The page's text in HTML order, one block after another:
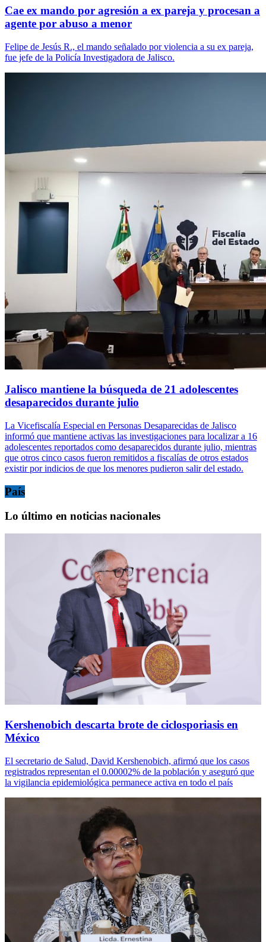
Cae ex mando por agresión a ex pareja y procesan a
agente por abuso a menor
Felipe de Jesús R., el mando señalado por violencia a su ex pareja,
fue jefe de la Policía Investigadora de Jalisco.
Jalisco mantiene la búsqueda de 21 adolescentes
desaparecidos durante julio
La Vicefiscalía Especial en Personas Desaparecidas de Jalisco
informó que mantiene activas las investigaciones para localizar a 16
adolescentes reportados como desaparecidos durante julio, mientras
que otros cinco casos fueron remitidos a fiscalías de otros estados
existir por indicios de que los menores pudieron salir del estado.
País
Lo último en noticias nacionales
Kershenobich descarta brote de ciclosporiasis en
México
El secretario de Salud, David Kershenobich, afirmó que los casos
registrados representan el 0.00002% de la población y aseguró que
la vigilancia epidemiológica permanece activa en todo el país